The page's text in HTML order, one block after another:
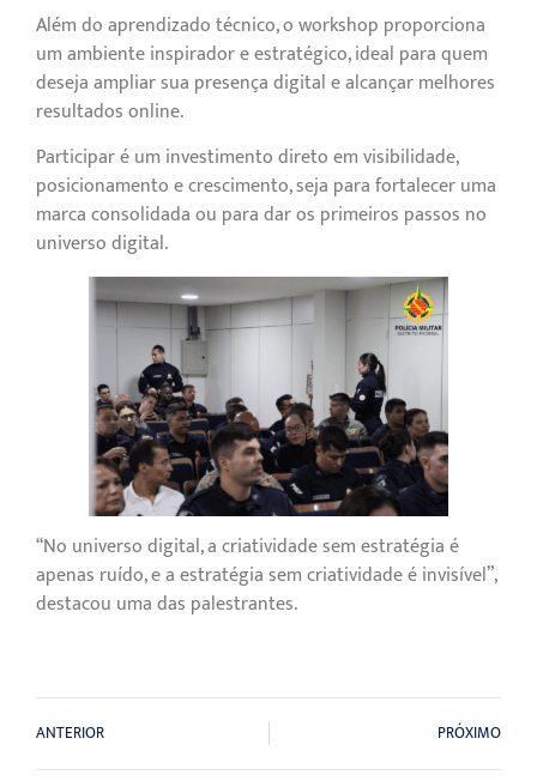
Além do aprendizado técnico, o workshop proporciona
um ambiente inspirador e estratégico, ideal para quem
deseja ampliar sua presença digital e alcançar melhores
resultados online.
Participar é um investimento direto em visibilidade,
posicionamento e crescimento, seja para fortalecer uma
marca consolidada ou para dar os primeiros passos no
universo digital.
“No universo digital, a criatividade sem estratégia é
apenas ruído, e a estratégia sem criatividade é invisível”,
destacou uma das palestrantes.
ANTERIOR PRÓXIMO